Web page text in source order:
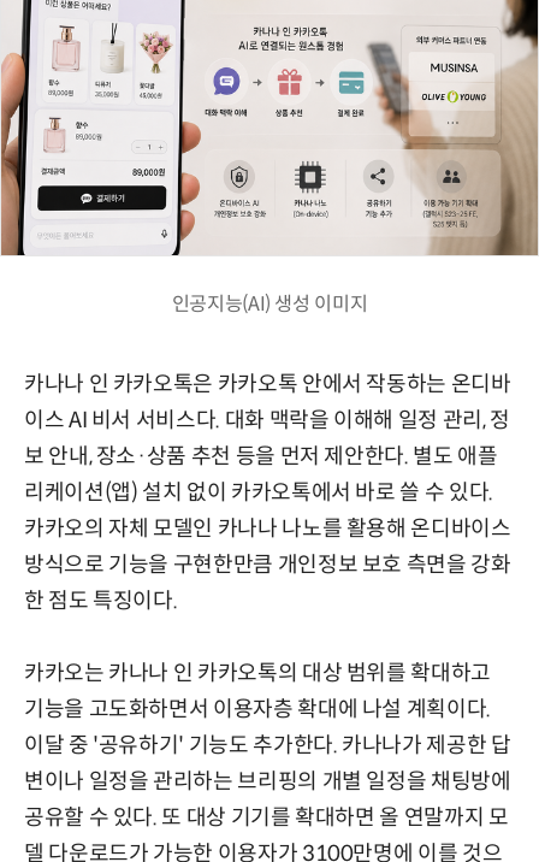
인공지능(AI) 생성 이미지
카나나 인 카카오톡은 카카오톡 안에서 작동하는 온디바
이스 AI 비서 서비스다. 대화 맥락을 이해해 일정 관리, 정
보 안내, 장소·상품 추천 등을 먼저 제안한다. 별도 애플
리케이션(앱) 설치 없이 카카오톡에서 바로 쓸 수 있다.
카카오의 자체 모델인 카나나 나노를 활용해 온디바이스
방식으로 기능을 구현한만큼 개인정보 보호 측면을 강화
한 점도 특징이다.
카카오는 카나나 인 카카오톡의 대상 범위를 확대하고
기능을 고도화하면서 이용자층 확대에 나설 계획이다.
이달 중 '공유하기' 기능도 추가한다. 카나나가 제공한 답
변이나 일정을 관리하는 브리핑의 개별 일정을 채팅방에
공유할 수 있다. 또 대상 기기를 확대하면 올 연말까지 모
델 다운로드가 가능한 이용자가 3100만명에 이를 것으